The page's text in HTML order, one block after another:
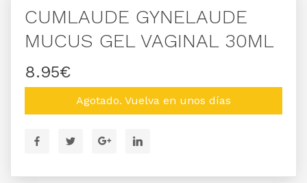
CUMLAUDE GYNELAUDE
MUCUS GEL VAGINAL 30ML
8.95€
Agotado. Vuelva en unos días